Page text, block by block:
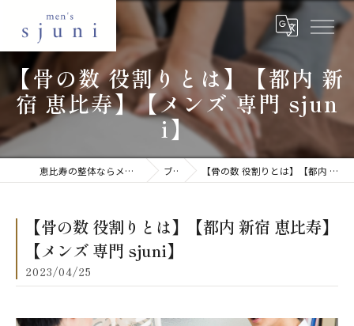
【骨の数 役割りとは】【都内 新
宿 恵比寿】【メンズ 専門 sjun
i】
恵比寿の整体ならメンズ美容整体 sjuni 恵比寿店 ブログ 【骨の数 役割りとは】【都内 新宿 恵比寿】【メンズ 専門 sjuni】
【骨の数 役割りとは】【都内 新宿 恵比寿】
【メンズ 専門 sjuni】
2023/04/25